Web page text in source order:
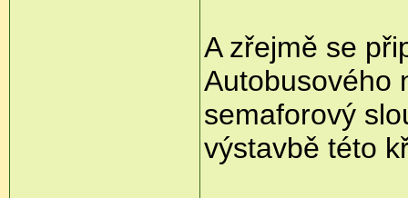
A zřejmě se
Autobusového
semaforový
výstavbě této